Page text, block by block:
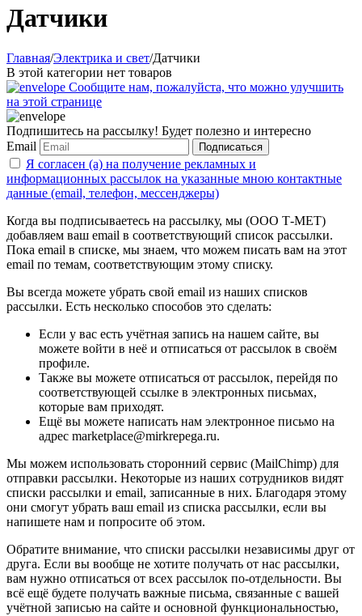
Датчики
Главная/Электрика и свет/Датчики
В этой категории нет товаров
Сообщите нам, пожалуйста, что можно улучшить
на этой странице
Подпишитесь на рассылку! Будет полезно и интересно
Email
Подписаться
Я согласен (а) на получение рекламных и
информационных рассылок на указанные мною контактные
данные (email, телефон, мессенджеры)
Когда вы подписываетесь на рассылку, мы (ООО Т-МЕТ)
добавляем ваш email в соответствующий список рассылки.
Пока email в списке, мы знаем, что можем писать вам на этот
email по темам, соответствующим этому списку.
Вы всегда можете убрать свой email из наших списков
рассылки. Есть несколько способов это сделать:
Если у вас есть учётная запись на нашем сайте, вы
можете войти в неё и отписаться от рассылок в своём
профиле.
Также вы можете отписаться от рассылок, перейдя по
соответствующей ссылке в электронных письмах,
которые вам приходят.
Ещё вы можете написать нам электронное письмо на
адрес marketplace@mirkrepega.ru.
Мы можем использовать сторонний сервис (MailChimp) для
отправки рассылки. Некоторые из наших сотрудников видят
списки рассылки и email, записанные в них. Благодаря этому
они смогут убрать ваш email из списка рассылки, если вы
напишете нам и попросите об этом.
Обратите внимание, что списки рассылки независимы друг от
друга. Если вы вообще не хотите получать от нас рассылки,
вам нужно отписаться от всех рассылок по-отдельности. Вы
всё ещё будете получать важные письма, связанные с вашей
учётной записью на сайте и основной функциональностью,